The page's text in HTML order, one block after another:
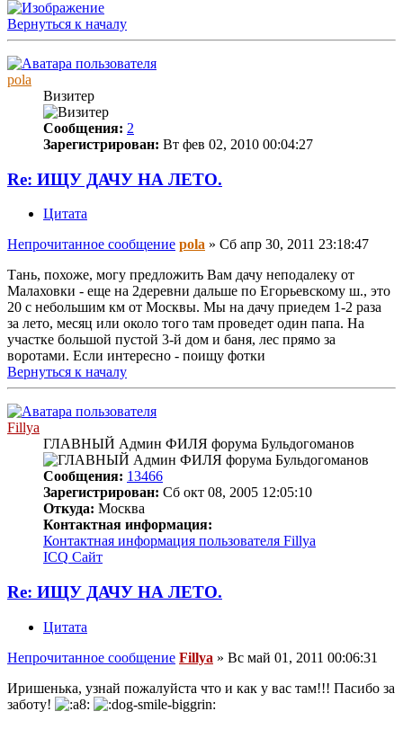
Вернуться к началу
pola
Визитер
Сообщения: 2
Зарегистрирован: Вт фев 02, 2010 00:04:27
Re: ИЩУ ДАЧУ НА ЛЕТО.
Цитата
Непрочитанное сообщение pola » Сб апр 30, 2011 23:18:47
Тань, похоже, могу предложить Вам дачу неподалеку от
Малаховки - еще на 2деревни дальше по Егорьевскому ш., это
20 с небольшим км от Москвы. Мы на дачу приедем 1-2 раза
за лето, месяц или около того там проведет один папа. На
участке большой пустой 3-й дом и баня, лес прямо за
воротами. Если интересно - поищу фотки
Вернуться к началу
Fillya
ГЛАВНЫЙ Админ ФИЛЯ форума Бульдогоманов
Сообщения: 13466
Зарегистрирован: Сб окт 08, 2005 12:05:10
Откуда: Москва
Контактная информация:
Контактная информация пользователя Fillya
ICQ Сайт
Re: ИЩУ ДАЧУ НА ЛЕТО.
Цитата
Непрочитанное сообщение Fillya » Вс май 01, 2011 00:06:31
Иришенька, узнай пожалуйста что и как у вас там!!! Пасибо за
заботу!